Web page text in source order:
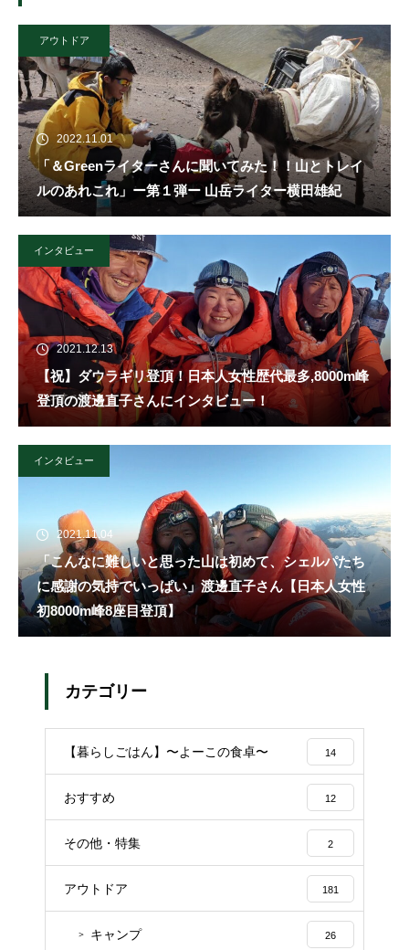
アウトドア
2022.11.01
「＆Greenライターさんに聞いてみた！！山とトレイ
ルのあれこれ」ー第１弾ー 山岳ライター横田雄紀
インタビュー
2021.12.13
【祝】ダウラギリ登頂！日本人女性歴代最多,8000m峰
登頂の渡邊直子さんにインタビュー！
インタビュー
2021.11.04
「こんなに難しいと思った山は初めて、シェルパたち
に感謝の気持でいっぱい」渡邊直子さん【日本人女性
初8000m峰8座目登頂】
カテゴリー
【暮らしごはん】〜よーこの食卓〜 14
おすすめ 12
その他・特集 2
アウトドア 181
キャンプ 26